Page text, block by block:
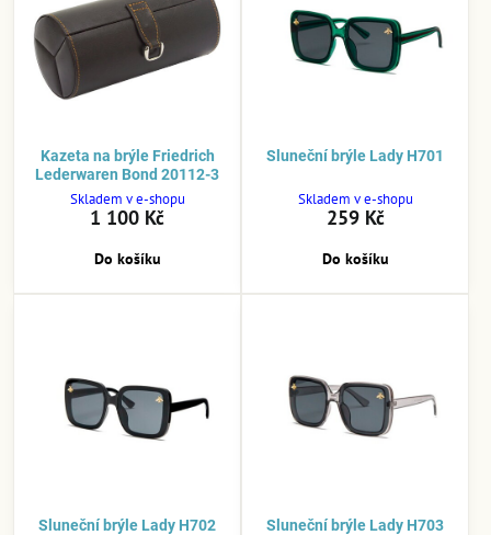
Kazeta na brýle Friedrich
Lederwaren Bond 20112-3
Skladem v e-shopu
1 100 Kč
Do košíku
Sluneční brýle Lady H701
Skladem v e-shopu
259 Kč
Do košíku
Sluneční brýle Lady H702 Sluneční brýle Lady H703